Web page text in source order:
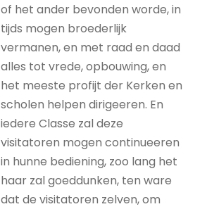
of het ander bevonden worde, in
tijds mogen broederlijk
vermanen, en met raad en daad
alles tot vrede, opbouwing, en
het meeste profijt der Kerken en
scholen helpen dirigeeren. En
iedere Classe zal deze
visitatoren mogen continueeren
in hunne bediening, zoo lang het
haar zal goeddunken, ten ware
dat de visitatoren zelven, om